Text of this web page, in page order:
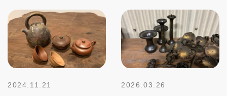
2024.11.21 2026.03.26